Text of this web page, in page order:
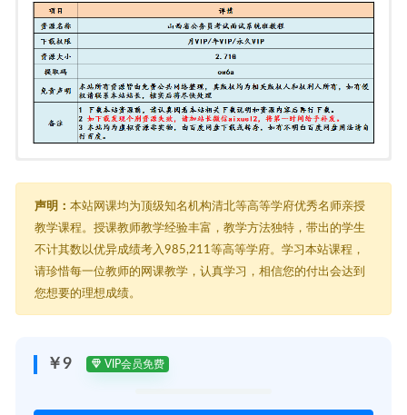
├─ 01-山西理论课（完）
│ ├─ 2020.09.25 理论课1（山西）孙骁.mp4
│ ├─ 2020.09.27 理论课3（山西）孙骁.mp4
│ └─ 笔记
│ ├─ 2020.09.25+理论课1（山西）+孙骁+（讲义+笔记）.pdf
│ ├─ 2020.09.26+理论课2（山西）+孙骁+（讲义+笔记）.pdf
│ ├─ 2020.09.21 强化提升-审题专项.mp4
│ ├─ 2020.09.21+强化提升-审题专项+董歌+（讲义+笔记）.pdf
│ ├─ 2020.09.23+强化提升-表达专项+孙璐瑶+（讲义+笔记）（面试
声明： 本站网课均为顶级知名机构清北等高等学府优秀名师亲授
教学课程。授课教师教学经验丰富，教学方法独特，带出的学生
不计其数以优异成绩考入985,211等高等学府。学习本站课程，
请珍惜每一位教师的网课教学，认真学习，相信您的付出会达到
您想要的理想成绩。
￥9 VIP会员免费